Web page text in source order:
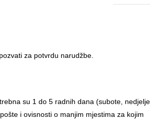
za potvrdu narudžbe.
su 1 do 5 radnih dana (subote, nedjelje
i ovisnosti o manjim mjestima za kojim